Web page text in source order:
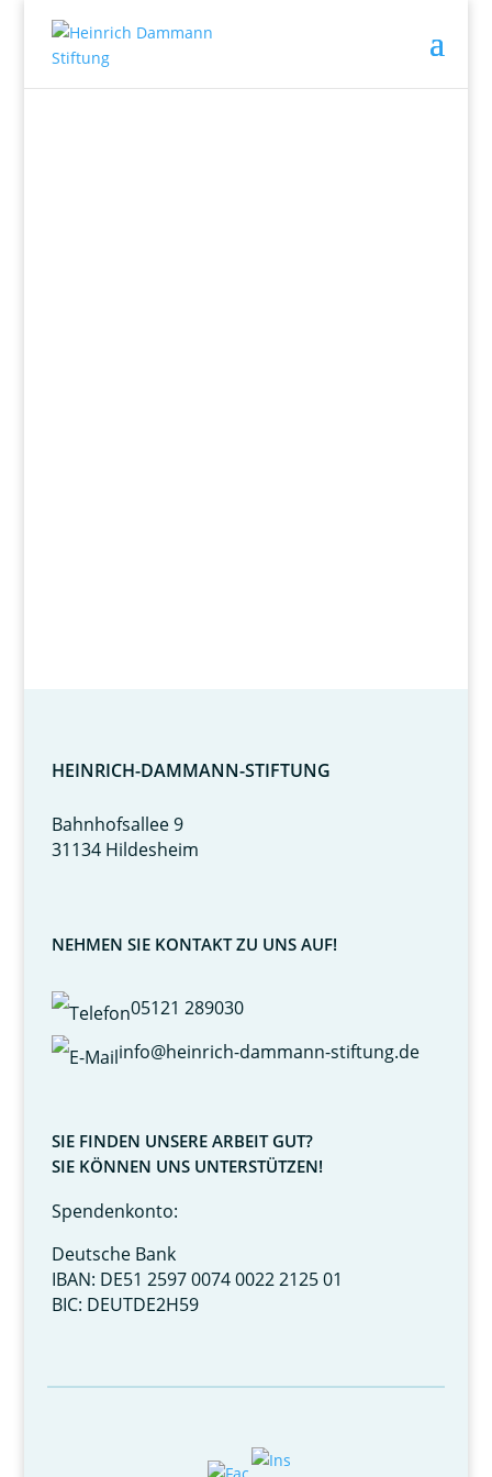
HEINRICH-DAMMANN-STIFTUNG
Bahnhofsallee 9
31134 Hildesheim
NEHMEN SIE KONTAKT ZU UNS AUF!
05121 289030
info@heinrich-dammann-stiftung.de
SIE FINDEN UNSERE ARBEIT GUT?
SIE KÖNNEN UNS UNTERSTÜTZEN!
Spendenkonto:
Deutsche Bank
IBAN: DE51 2597 0074 0022 2125 01
BIC: DEUTDE2H59